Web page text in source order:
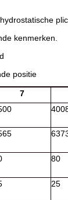
kenmerken.
positie
7
80
25